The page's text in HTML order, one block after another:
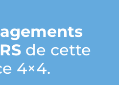
de cette
4×4.